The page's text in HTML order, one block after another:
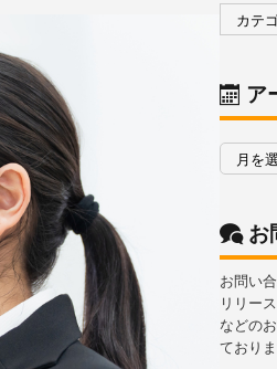
ゴ
ア
ア
カ
お
お問い
リリー
などの
ておりま